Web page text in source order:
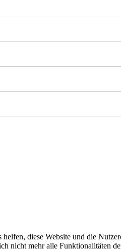
diese Website und die
nicht mehr alle Funktionalitäten